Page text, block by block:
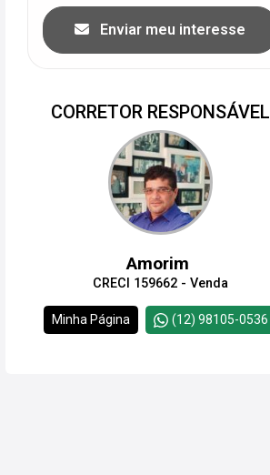
Enviar meu interesse
CORRETOR RESPONSÁVEL
Amorim
CRECI 159662 - Venda
Minha Página (12) 98105-0536